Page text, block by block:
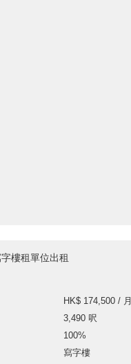
樓租單位出租
HK$ 174,500 / 月
3,490 呎
100%
寫字樓